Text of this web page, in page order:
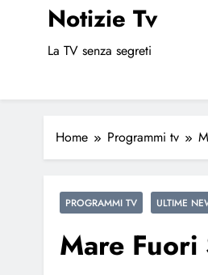
Notizie Tv
La TV senza segreti
Home Programmi tv
PROGRAMMI TV ULTIME
Mare